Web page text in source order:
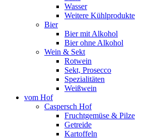
Wasser
Weitere Kühlprodukte
Bier
Bier mit Alkohol
Bier ohne Alkohol
Wein & Sekt
Rotwein
Sekt, Prosecco
Spezialitäten
Weißwein
vom Hof
Caspersch Hof
Fruchtgemüse & Pilze
Getreide
Kartoffeln